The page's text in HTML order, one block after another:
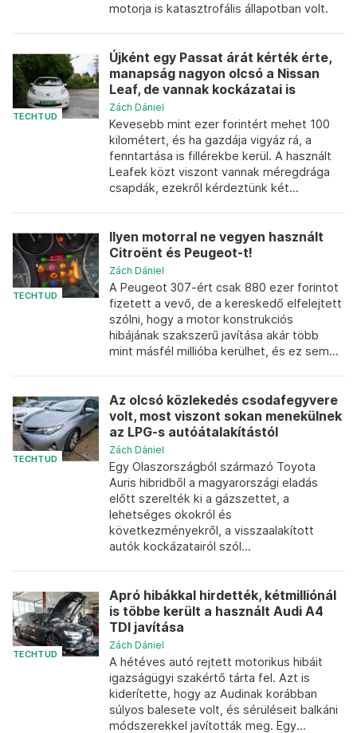
motorja is katasztrofális állapotban volt.
TECHTUD
Újként egy Passat árát kérték érte,
manapság nagyon olcsó a Nissan
Leaf, de vannak kockázatai is
Zách Dániel
Kevesebb mint ezer forintért mehet 100
kilométert, és ha gazdája vigyáz rá, a
fenntartása is fillérekbe kerül. A használt
Leafek közt viszont vannak méregdrága
csapdák, ezekről kérdeztünk két...
TECHTUD
Ilyen motorral ne vegyen használt
Citroënt és Peugeot-t!
Zách Dániel
A Peugeot 307-ért csak 880 ezer forintot
fizetett a vevő, de a kereskedő elfelejtett
szólni, hogy a motor konstrukciós
hibájának szakszerű javítása akár több
mint másfél millióba kerülhet, és ez sem...
TECHTUD
Az olcsó közlekedés csodafegyvere
volt, most viszont sokan menekülnek
az LPG-s autóátalakítástól
Zách Dániel
Egy Olaszországból származó Toyota
Auris hibridből a magyarországi eladás
előtt szerelték ki a gázszettet, a
lehetséges okokról és
következményekről, a visszaalakított
autók kockázatairól szól...
TECHTUD
Apró hibákkal hirdették, kétmilliónál
is többe került a használt Audi A4
TDI javítása
Zách Dániel
A hétéves autó rejtett motorikus hibáit
igazságügyi szakértő tárta fel. Azt is
kiderítette, hogy az Audinak korábban
súlyos balesete volt, és sérüléseit balkáni
módszerekkel javították meg. Egy...